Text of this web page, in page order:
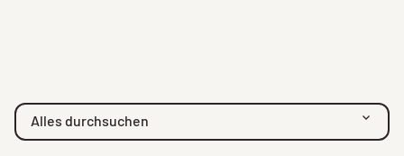
Alles durchsuchen